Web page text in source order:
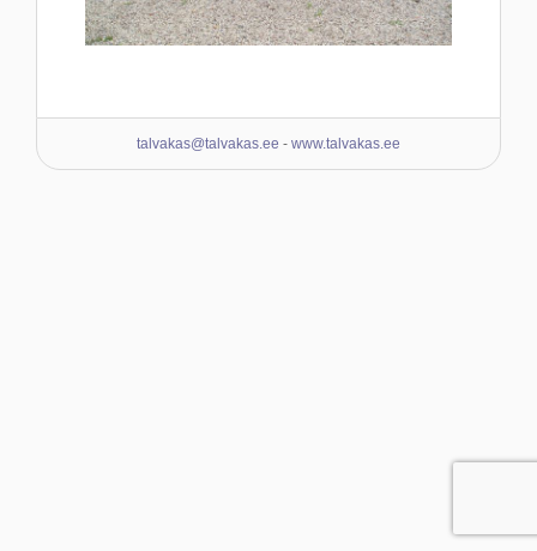
talvakas@talvakas.ee - www.talvakas.ee